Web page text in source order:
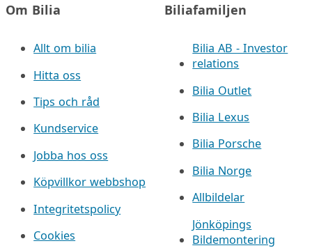
Om Bilia
Allt om bilia
Hitta oss
Tips och råd
Kundservice
Jobba hos oss
Köpvillkor webbshop
Integritetspolicy
Cookies
Biliafamiljen
Bilia AB - Investor
relations
Bilia Outlet
Bilia Lexus
Bilia Porsche
Bilia Norge
Allbildelar
Jönköpings
Bildemontering